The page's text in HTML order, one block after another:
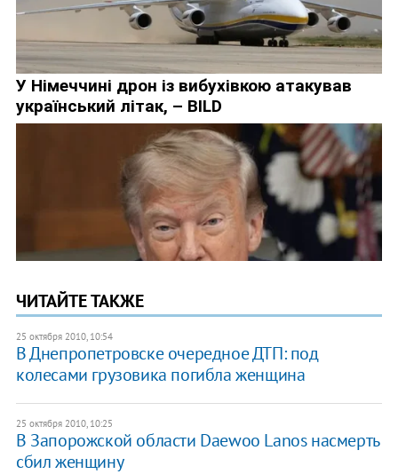
ЧИТАЙТЕ ТАКЖЕ
25 октября 2010, 10:54
В Днепропетровске очередное ДТП: под
колесами грузовика погибла женщина
25 октября 2010, 10:25
В Запорожской области Daewoo Lanos насмерть
сбил женщину